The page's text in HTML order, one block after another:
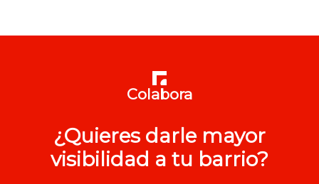
Colabora
¿Quieres darle mayor
visibilidad a tu barrio?